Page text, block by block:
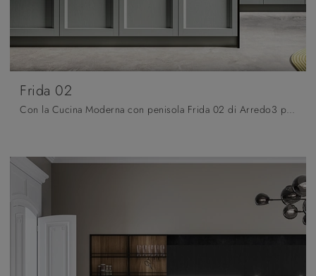
Frida 02
Con la Cucina Moderna con penisola Frida 02 di Arredo3 potrai organizzare gli spazi impreziosendoli, coniugando in modo ottimale originali doti di ...